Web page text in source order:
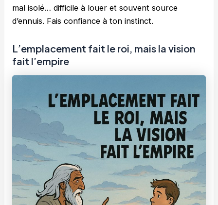
mal isolé… difficile à louer et souvent source
d’ennuis. Fais confiance à ton instinct.
L’emplacement fait le roi, mais la vision
fait l’empire